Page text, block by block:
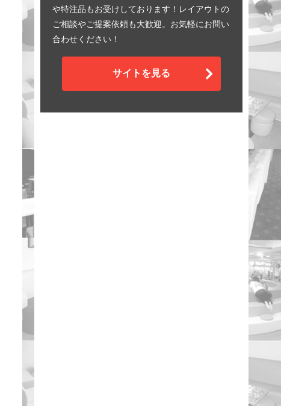
や特注品もお受けしております！レイアウトの
ご相談やご提案依頼も大歓迎。お気軽にお問い
合わせください！
サイトを見る